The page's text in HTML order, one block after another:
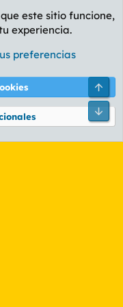
de privacidad Ayuda
Ltd.
este sitio funcione,
experiencia.
preferencias
Pie